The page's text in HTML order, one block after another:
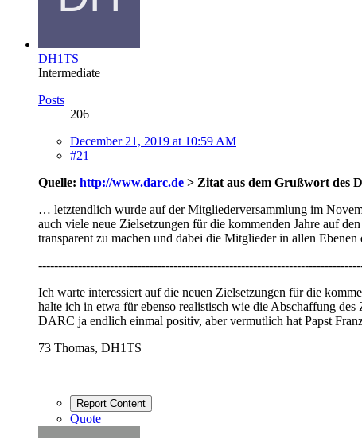
DH1TS
Intermediate
Posts
206
December 21, 2019 at 10:59 AM
#21
Quelle: http://www.darc.de > Zitat aus dem Grußwort des
… letztendlich wurde auf der Mitgliederversammlung im
auch viele neue Zielsetzungen für die kommenden Jahre auf
transparent zu machen und dabei die Mitglieder in allen
Ich warte interessiert auf die neuen Zielsetzungen für die
halte ich in etwa für ebenso realistisch wie die Abschaffung
DARC ja endlich einmal positiv, aber vermutlich hat Papst
73 Thomas, DH1TS
Report Content
Quote